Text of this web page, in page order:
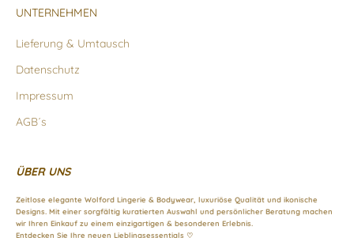
UNTERNEHMEN
Lieferung & Umtausch
Datenschutz
Impressum
AGB´s
ÜBER UNS
Zeitlose elegante Wolford Lingerie & Bodywear, luxuriöse Qualität und ikonische
Designs. Mit einer sorgfältig kuratierten Auswahl und persönlicher Beratung machen
wir Ihren Einkauf zu einem einzigartigen & besonderen Erlebnis.
Entdecken Sie Ihre neuen Lieblingsessentials ♡